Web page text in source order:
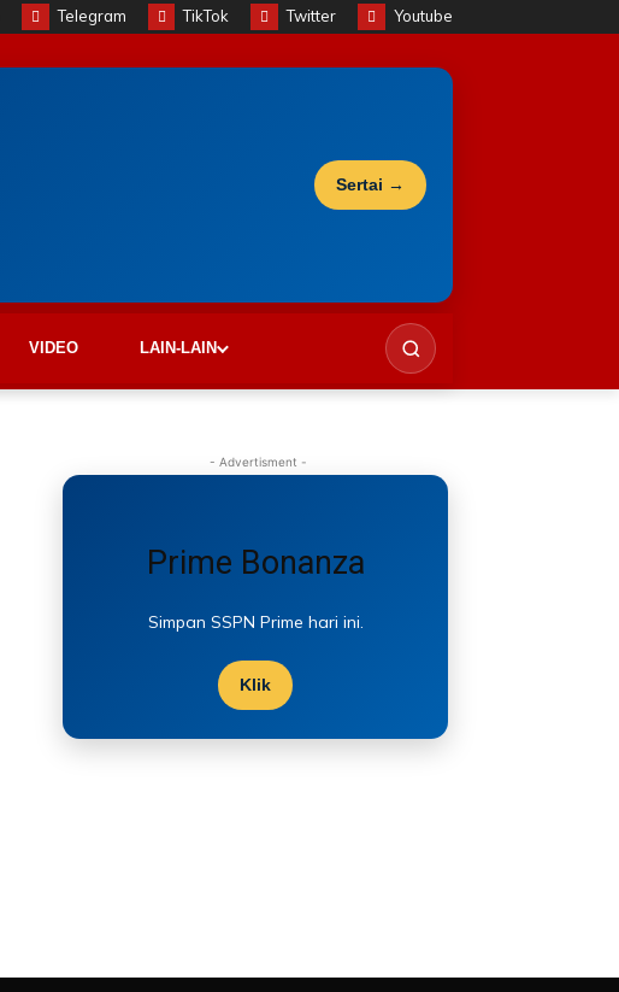
Telegram TikTok Twitter Youtube
Sertai →
VIDEO LAIN-LAIN
- Advertisment -
Prime Bonanza
Simpan SSPN Prime hari ini.
Klik